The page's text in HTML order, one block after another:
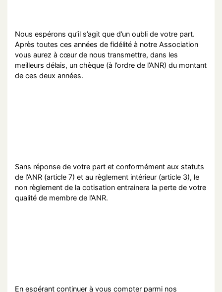
Nous espérons qu’il s’agit que d’un oubli de votre part.
Après toutes ces années de fidélité à notre Association
vous aurez à cœur de nous transmettre, dans les
meilleurs délais, un chèque (à l’ordre de l’ANR) du montant
de ces deux années.
Sans réponse de votre part et conformément aux statuts
de l’ANR (article 7) et au règlement intérieur (article 3), le
non règlement de la cotisation entrainera la perte de votre
qualité de membre de l’ANR.
En espérant continuer à vous compter parmi nos